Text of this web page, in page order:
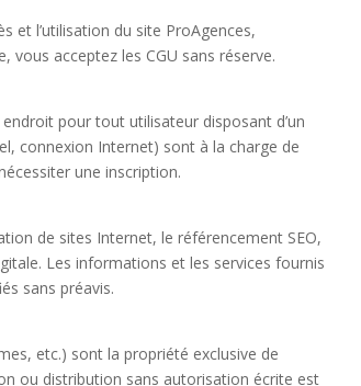
et l’utilisation du site ProAgences,
vous acceptez les CGU sans réserve.
pour tout utilisateur disposant d’un
connexion Internet) sont à la charge de
une inscription.
de sites Internet, le référencement SEO,
Les informations et les services fournis
sans préavis.
etc.) sont la propriété exclusive de
ou distribution sans autorisation écrite est